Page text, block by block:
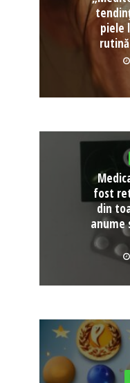
piele
fost
din
anume